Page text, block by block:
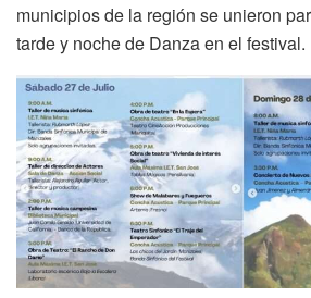
municipios de la región se unieron
tarde y noche de Danza en el festival.